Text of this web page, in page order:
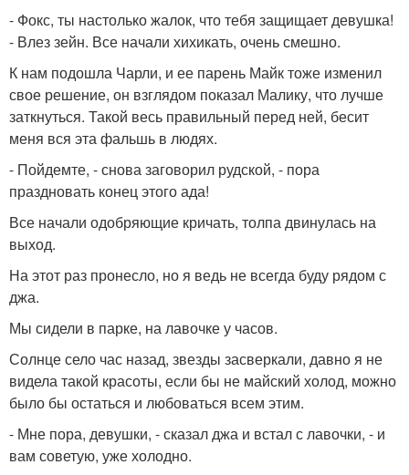
- Фокс, ты настолько жалок, что тебя защищает девушка!
- Влез зейн. Все начали хихикать, очень смешно.
К нам подошла Чарли, и ее парень Майк тоже изменил
свое решение, он взглядом показал Малику, что лучше
заткнуться. Такой весь правильный перед ней, бесит
меня вся эта фальшь в людях.
- Пойдемте, - снова заговорил рудской, - пора
праздновать конец этого ада!
Все начали одобряющие кричать, толпа двинулась на
выход.
На этот раз пронесло, но я ведь не всегда буду рядом с
джа.
Мы сидели в парке, на лавочке у часов.
Солнце село час назад, звезды засверкали, давно я не
видела такой красоты, если бы не майский холод, можно
было бы остаться и любоваться всем этим.
- Мне пора, девушки, - сказал джа и встал с лавочки, - и
вам советую, уже холодно.